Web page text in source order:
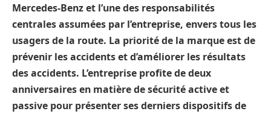
Mercedes-Benz et l’une des responsabilités
centrales assumées par l’entreprise, envers tous les
usagers de la route. La priorité de la marque est de
prévenir les accidents et d’améliorer les résultats
des accidents. L’entreprise profite de deux
anniversaires en matière de sécurité active et
passive pour présenter ses derniers dispositifs de